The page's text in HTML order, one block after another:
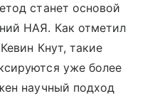
станет основой
НАЯ. Как отметил
Кнут, такие
уже более
научный подход